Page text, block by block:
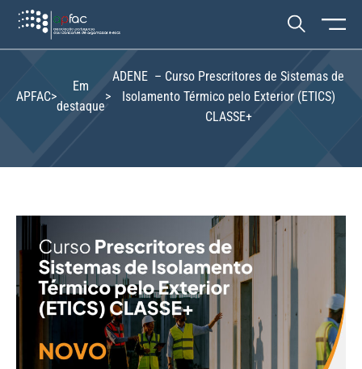
APFAC>
Em
destaque
>
ADENE – Curso Prescritores de Sistemas de
Isolamento Térmico pelo Exterior (ETICS)
CLASSE+